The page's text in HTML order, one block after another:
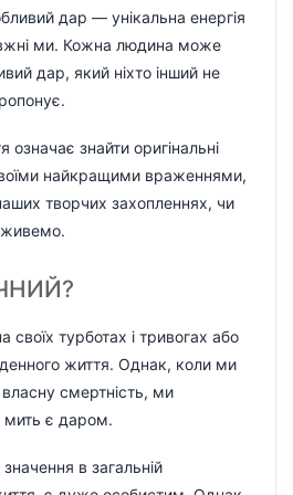
дар — унікальна енергія
ми. Кожна людина може
дар, який ніхто інший не
знайти оригінальні
найкращими враженнями,
творчих захопленнях, чи
своїх турботах і тривогах або
життя. Однак, коли ми
смертність, ми
є даром.
в загальній